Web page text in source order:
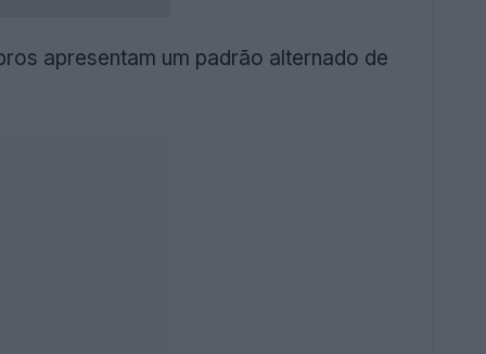
apresentam um padrão alternado de